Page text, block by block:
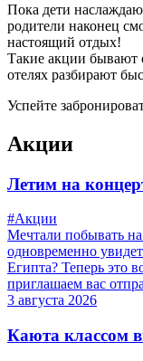
Пока дети
родители наконец
настоящий отдых!
Такие акции бывают
отелях разбирают
Успейте
Акции
Летим на
#Акции
Мечтали побывать
одновременно
Египта? Теперь это
приглашаем вас
3 августа 2026
Каюта